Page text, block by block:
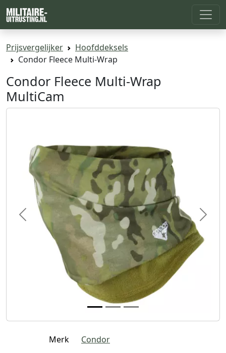
Prijsvergelijker
Hoofddeksels
Condor Fleece Multi-Wrap
Condor Fleece Multi-Wrap
MultiCam
Previous Next
Merk
Condor